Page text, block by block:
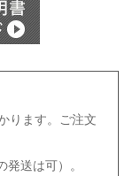
ります。ご注文
送は可）。